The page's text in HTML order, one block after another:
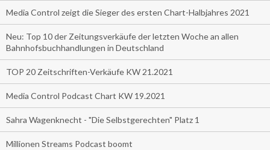
Media Control zeigt die Sieger des ersten Chart-Halbjahres 2021
Neu: Top 10 der Zeitungsverkäufe der letzten Woche an allen
Bahnhofsbuchhandlungen in Deutschland
TOP 20 Zeitschriften-Verkäufe KW 21.2021
Media Control Podcast Chart KW 19.2021
Sahra Wagenknecht - "Die Selbstgerechten" Platz 1
Millionen Streams Podcast boomt